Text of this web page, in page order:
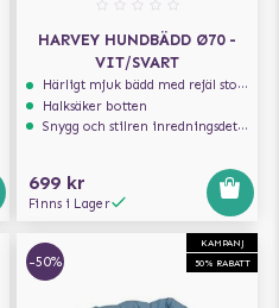
HARVEY HUNDBÄDD Ø70 -
VIT/SVART
Härligt mjuk bädd med rejäl stoppning som håller formen
Halksäker botten
Snygg och stilren inredningsdetalj
699 kr
Finns i Lager
KAMPANJ
50% RABATT
-50%